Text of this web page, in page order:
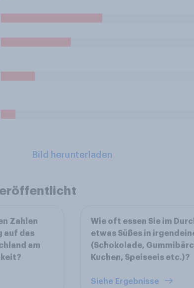
Bild herunterladen
Zahlen
auf das
am
Wie oft essen Sie im
etwas Süßes in
(Schokolade,
Kuchen, Speiseeis etc.)?
Siehe Ergebnisse